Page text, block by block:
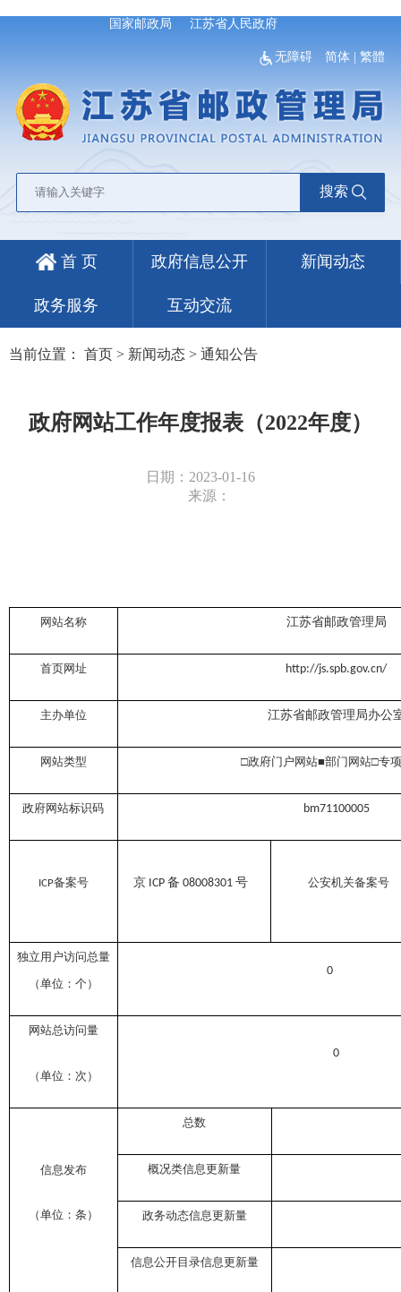
国家邮政局 江苏省人民政府
无障碍 简体 |繁體
搜索
首 页 政府信息公开 新闻动态
政务服务 互动交流
当前位置： 首页 > 新闻动态 > 通知公告
政府网站工作年度报表（2022年度）
日期：2023-01-16
来源：
网站名称 江苏省邮政管理局
首页网址 http://js.spb.gov.cn/
主办单位 江苏省邮政管理局办公
网站类型 □政府门户网站■部门网站□专
政府网站标识码 bm71100005
ICP备案号 京 ICP 备 08008301 号 公安机关备案号
独立用户访问总量
（单位：个）
0
网站总访问量
（单位：次）
0
信息发布
（单位：条）
总数
概况类信息更新量
政务动态信息更新量
信息公开目录信息更新量